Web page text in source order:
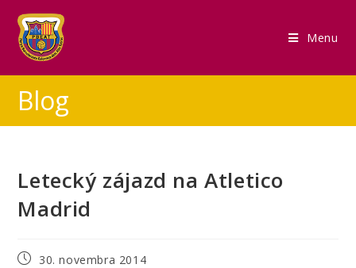
Menu
Blog
Letecký zájazd na Atletico
Madrid
30. novembra 2014